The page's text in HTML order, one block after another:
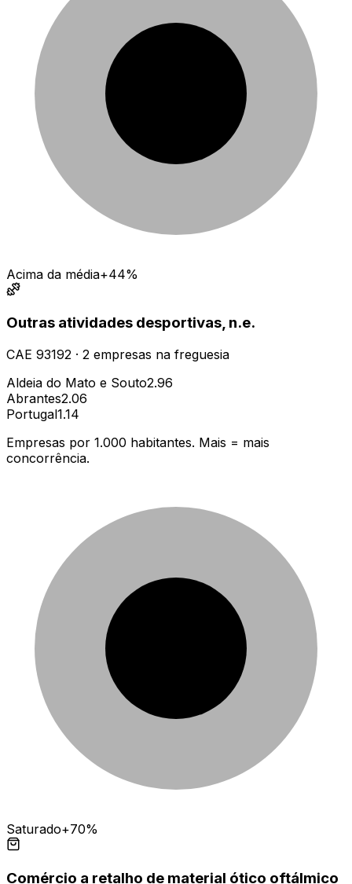
Acima da média+44%
Outras atividades desportivas, n.e.
CAE 93192 · 2 empresas na freguesia
Aldeia do Mato e Souto2.96
Abrantes2.06
Portugal1.14
Empresas por 1.000 habitantes. Mais = mais
concorrência.
Saturado+70%
Comércio a retalho de material ótico oftálmico